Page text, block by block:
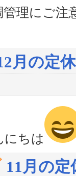
管理にご注
月の定
にちは
11月の